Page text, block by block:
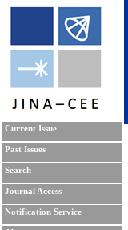
Current Issue
Past Issues
Search
Journal Access
Notification Service